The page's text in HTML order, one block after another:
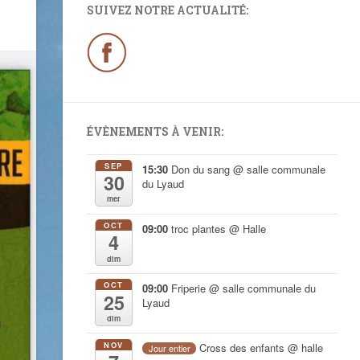
SUIVEZ NOTRE ACTUALITÉ:
ÉVÈNEMENTS À VENIR:
SEP
30
mer
15:30 Don du sang @ salle communale
du Lyaud
OCT
4
dim
09:00 troc plantes @ Halle
OCT
25
dim
09:00 Friperie @ salle communale du
Lyaud
NOV Jour entier Cross des enfants@ halle